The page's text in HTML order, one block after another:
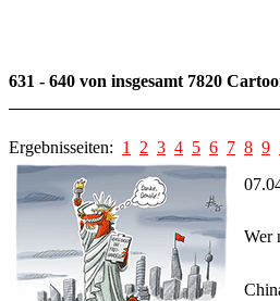
631 - 640 von insgesamt 7820
Ergebnisseiten: 1 2 3 4 5 6 7 8 9
Wer